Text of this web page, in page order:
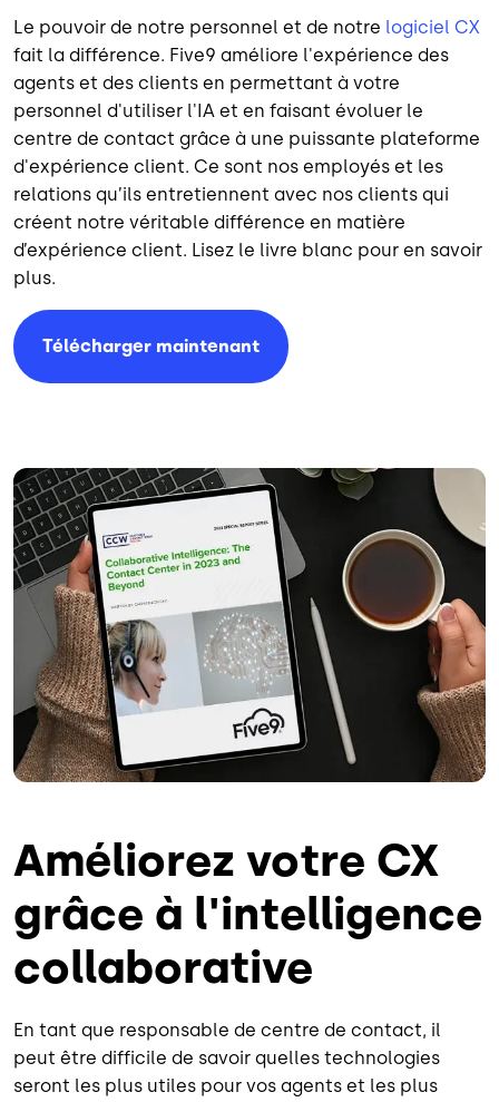
Le pouvoir de notre personnel et de notre logiciel CX
fait la différence. Five9 améliore l'expérience des
agents et des clients en permettant à votre
personnel d'utiliser l'IA et en faisant évoluer le
centre de contact grâce à une puissante plateforme
d'expérience client. Ce sont nos employés et les
relations qu’ils entretiennent avec nos clients qui
créent notre véritable différence en matière
d’expérience client. Lisez le livre blanc pour en savoir
plus.
Télécharger maintenant
Image
Améliorez votre CX
grâce à l'intelligence
collaborative
En tant que responsable de centre de contact, il
peut être difficile de savoir quelles technologies
seront les plus utiles pour vos agents et les plus